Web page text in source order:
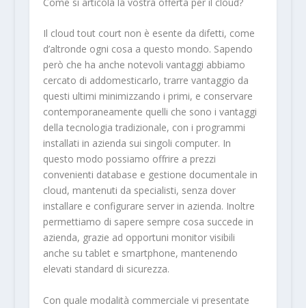
Il cloud tout court non è esente da difetti, come
d’altronde ogni cosa a questo mondo. Sapendo
però che ha anche notevoli vantaggi abbiamo
cercato di addomesticarlo, trarre vantaggio da
questi ultimi minimizzando i primi, e conservare
contemporaneamente quelli che sono i vantaggi
della tecnologia tradizionale, con i programmi
installati in azienda sui singoli computer. In
questo modo possiamo offrire a prezzi
convenienti database e gestione documentale in
cloud, mantenuti da specialisti, senza dover
installare e configurare server in azienda. Inoltre
permettiamo di sapere sempre cosa succede in
azienda, grazie ad opportuni monitor visibili
anche su tablet e smartphone, mantenendo
elevati standard di sicurezza.
Con quale modalità commerciale vi presentate